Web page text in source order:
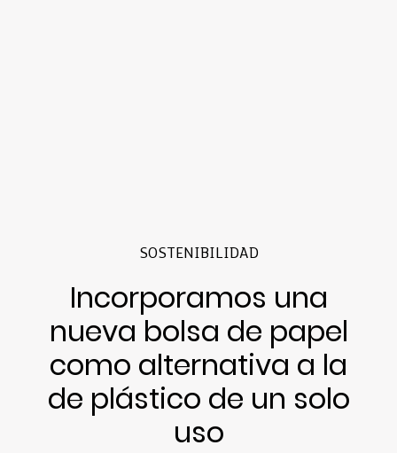
SOSTENIBILIDAD
Incorporamos una
nueva bolsa de papel
como alternativa a la
de plástico de un solo
uso